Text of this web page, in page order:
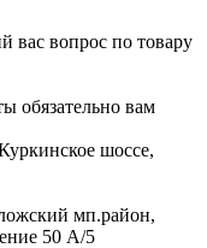
вас вопрос по товару
обязательно вам
шоссе,
мп.район,
50 А/5